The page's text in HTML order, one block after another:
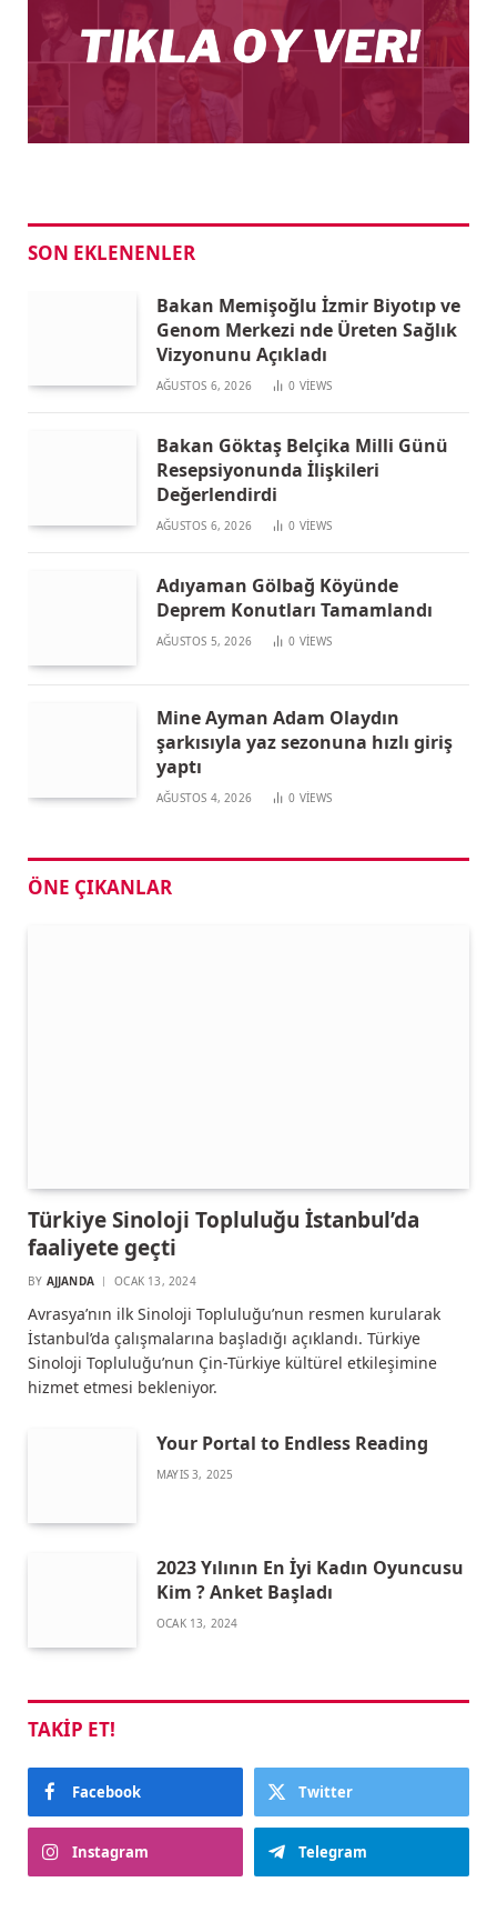
SON EKLENENLER
Bakan Memişoğlu İzmir Biyotıp ve
Genom Merkezi nde Üreten Sağlık
Vizyonunu Açıkladı
AĞUSTOS 6, 2026 0 VIEWS
Bakan Göktaş Belçika Milli Günü
Resepsiyonunda İlişkileri
Değerlendirdi
AĞUSTOS 6, 2026 0 VIEWS
Adıyaman Gölbağ Köyünde
Deprem Konutları Tamamlandı
AĞUSTOS 5, 2026 0 VIEWS
Mine Ayman Adam Olaydın
şarkısıyla yaz sezonuna hızlı giriş
yaptı
AĞUSTOS 4, 2026 0 VIEWS
ÖNE ÇIKANLAR
Türkiye Sinoloji Topluluğu İstanbul’da
faaliyete geçti
BY AJJANDA OCAK 13, 2024
Avrasya’nın ilk Sinoloji Topluluğu’nun resmen kurularak
İstanbul’da çalışmalarına başladığı açıklandı. Türkiye
Sinoloji Topluluğu’nun Çin-Türkiye kültürel etkileşimine
hizmet etmesi bekleniyor.
Your Portal to Endless Reading
MAYIS 3, 2025
2023 Yılının En İyi Kadın Oyuncusu
Kim ? Anket Başladı
OCAK 13, 2024
TAKIP ET!
Facebook Twitter
Instagram Telegram